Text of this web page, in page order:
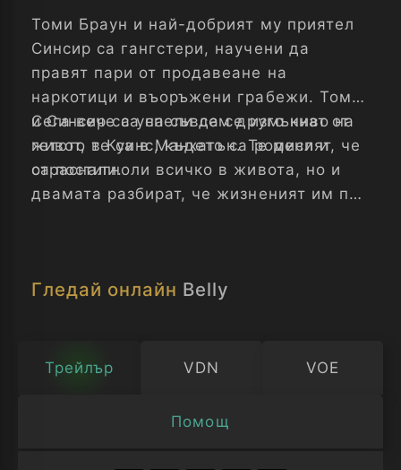
Томи Браун и най-добрият му приятел
Синсир са гангстери, научени да
правят пари от продавеане на
наркотици и въоръжени грабежи. Томи
и Синсир са успели да се измъкнат от
гетото в Куинс, където са родени и
отраснали.
Сега вече са на съвсем друго ниво на
живот, те са в Манхатън. Те мислят, че
са постигноли всичко в живота, но и
двамата разбират, че жизненият им път
Гледай онлайн Belly
Трейлър VDN VOE
Помощ
Изберете